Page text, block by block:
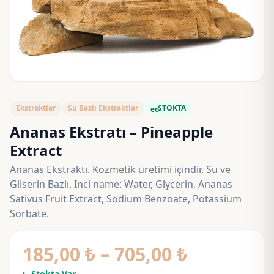
Ekstraktlar Su Bazlı Ekstraktlar ecoSTOKTA
Ananas Ekstratı – Pineapple
Extract
Ananas Ekstraktı. Kozmetik üretimi içindir. Su ve
Gliserin Bazlı. Inci name: Water, Glycerin, Ananas
Sativus Fruit Extract, Sodium Benzoate, Potassium
Sorbate.
185,00 ₺ – 705,00 ₺Fiyat